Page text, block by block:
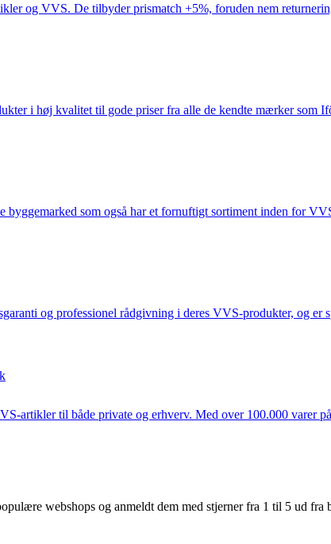
og VVS. De tilbyder prismatch +5%, foruden nem
i høj kvalitet til gode priser fra alle de kendte mærker som
byggemarked som også har et fornuftigt sortiment inden for
og professionel rådgivning i deres VVS-produkter, og
artikler til både private og erhverv. Med over 100.000 varer
webshops og anmeldt dem med stjerner fra 1 til 5 ud